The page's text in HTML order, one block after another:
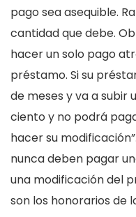
pago sea asequible.
cantidad que debe.
hacer un solo pago
préstamo. Si su
de meses y va a subir
ciento y no podrá
hacer su
nunca deben pagar
una modificación del
son los honorarios de